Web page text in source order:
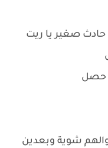
صغير يا ريت
حصل
شوية وبعدين